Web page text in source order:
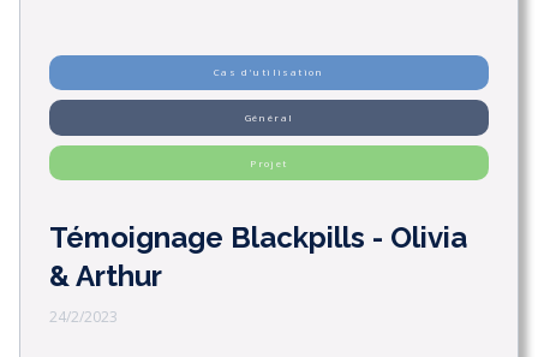
Cas d'utilisation
Général
Projet
Témoignage Blackpills - Olivia
& Arthur
24/2/2023